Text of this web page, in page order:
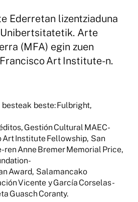
Ederretan lizentziaduna
Arte
(MFA) egin zuen
Art Institute-n.
beste: Fulbright,
Gestión Cultural MAEC-
Art Institute Fellowship, San
Anne Bremer Memorial Price,
Award, Salamancako
Vicente y García Corselas-
Guasch Coranty.